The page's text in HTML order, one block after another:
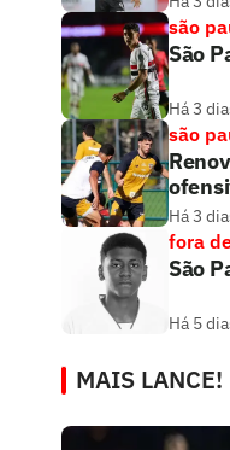
são
São
Há 3
são
Há 3
fora
São
Há 5
MAIS LANCE!